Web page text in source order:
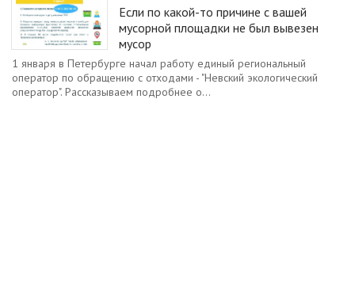
Если по какой-то причине с вашей
мусорной площадки не был вывезен
мусор
1 января в Петербурге начал работу единый региональный
оператор по обращению с отходами - "Невский экологический
оператор". Рассказываем подробнее о...